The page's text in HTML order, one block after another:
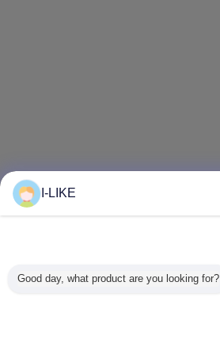
I-LIKE
Good day, what product are you looking for?